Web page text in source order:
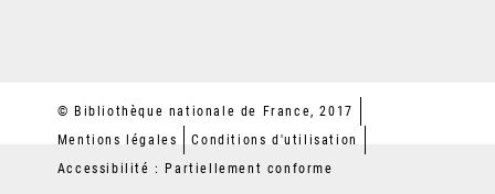
© Bibliothèque nationale de France, 2017
Mentions légales
Conditions d'utilisation
Accessibilité : Partiellement conforme